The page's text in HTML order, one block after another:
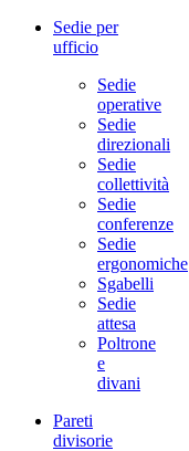
Sedie per
ufficio
Sedie
operative
Sedie
direzionali
Sedie
collettività
Sedie
conferenze
Sedie
ergonomiche
Sgabelli
Sedie
attesa
Poltrone
e
divani
Pareti
divisorie